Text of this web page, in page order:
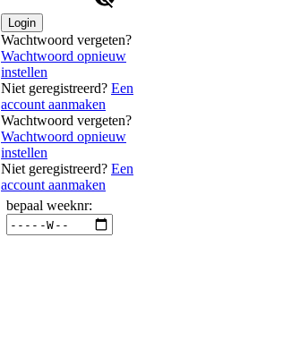
Login
Wachtwoord vergeten?
Wachtwoord opnieuw
instellen
Niet geregistreerd? Een
account aanmaken
Wachtwoord vergeten?
Wachtwoord opnieuw
instellen
Niet geregistreerd? Een
account aanmaken